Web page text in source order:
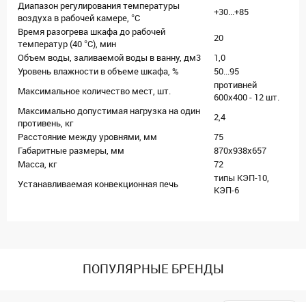
Диапазон регулирования температуры
воздуха в рабочей камере, °С
+30...+85
Время разогрева шкафа до рабочей
температур (40 °С), мин
20
Объем воды, заливаемой воды в ванну, дм3
1,0
Уровень влажности в объеме шкафа, %
50...95
Максимальное количество мест, шт.
противней
600х400 - 12 шт.
Максимально допустимая нагрузка на один
противень, кг
2,4
Расстояние между уровнями, мм
75
Габаритные размеры, мм
870х938х657
Масса, кг
72
Устанавливаемая конвекционная печь
типы КЭП-10,
КЭП-6
ПОПУЛЯРНЫЕ БРЕНДЫ